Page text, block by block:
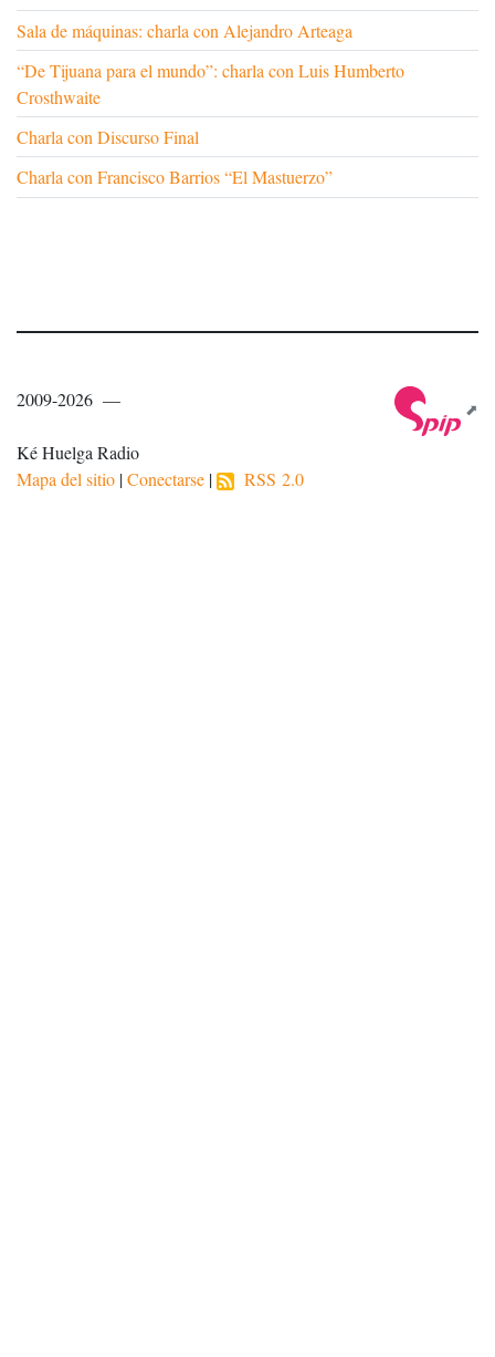
Sala de máquinas: charla con Alejandro Arteaga
“De Tijuana para el mundo”: charla con Luis Humberto
Crosthwaite
Charla con Discurso Final
Charla con Francisco Barrios “El Mastuerzo”
2009-2026 —
Ké Huelga Radio
Mapa del sitio |Conectarse | RSS 2.0